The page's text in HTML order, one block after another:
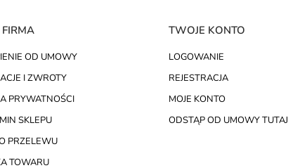
OD UMOWY
I ZWROTY
PRYWATNOŚCI
SKLEPU
PRZELEWU
TOWARU
TWOJE KONTO
LOGOWANIE
REJESTRACJA
MOJE KONTO
ODSTĄP OD UMOWY TUTAJ